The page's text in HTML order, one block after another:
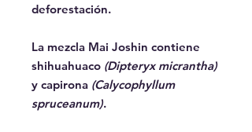
deforestación.
La mezcla Mai Joshin contiene
shihuahuaco (Dipteryx micrantha)
y capirona (Calycophyllum
spruceanum).